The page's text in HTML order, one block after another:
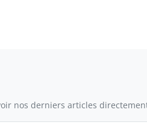
nos derniers articles